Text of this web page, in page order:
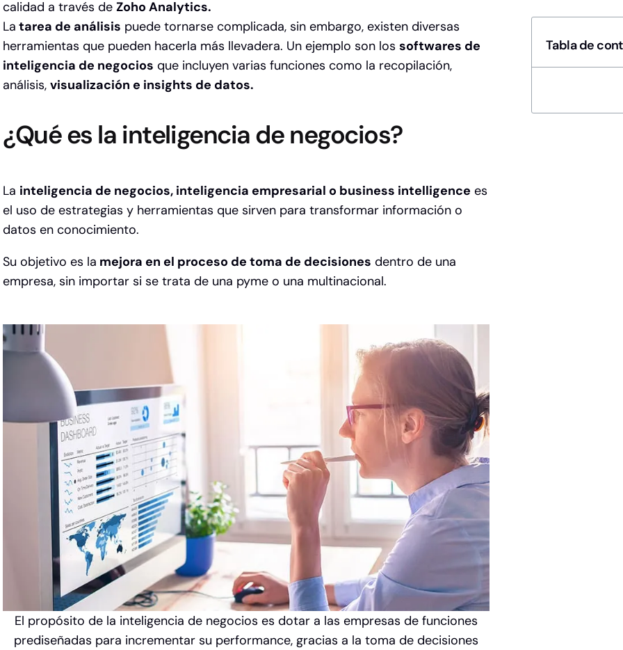
calidad a través de Zoho Analytics.
La tarea de análisis puede tornarse complicada, sin embargo, existen diversas
herramientas que pueden hacerla más llevadera. Un ejemplo son los softwares de
inteligencia de negocios que incluyen varias funciones como la recopilación,
análisis, visualización e insights de datos.
¿Qué es la inteligencia de negocios?
La inteligencia de negocios, inteligencia empresarial o business intelligence es
el uso de estrategias y herramientas que sirven para transformar información o
datos en conocimiento.
Su objetivo es la mejora en el proceso de toma de decisiones dentro de una
empresa, sin importar si se trata de una pyme o una multinacional.
El propósito de la inteligencia de negocios es dotar a las empresas de funciones
prediseñadas para incrementar su performance, gracias a la toma de decisiones
Tabla de